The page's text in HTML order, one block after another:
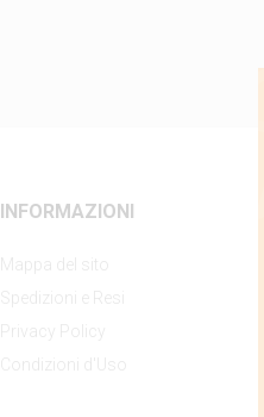
INFORMAZIONI
Mappa del sito
Spedizioni e Resi
Privacy Policy
Condizioni d'Uso